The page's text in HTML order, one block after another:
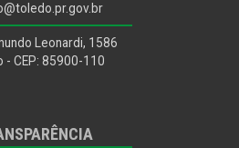
Leonardi, 1586
- CEP: 85900-110